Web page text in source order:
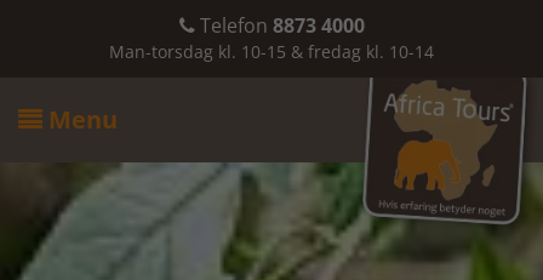
Telefon 8873 4000
Man-torsdag kl. 10-15 & fredag kl. 10-14
 Menu